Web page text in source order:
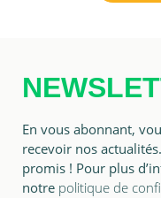
En vous abonnant,
recevoir nos
promis ! Pour plus
notre politique de